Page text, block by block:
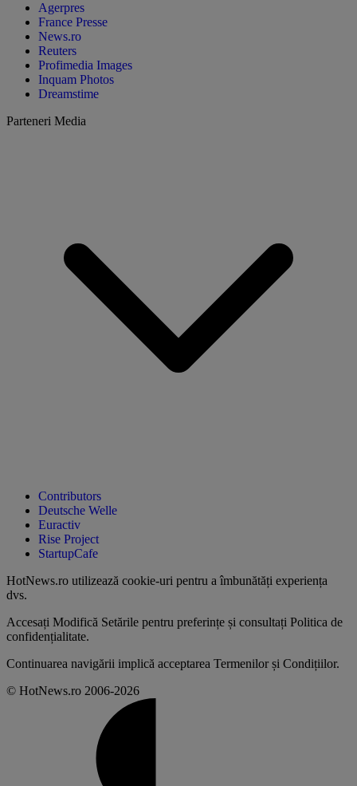
Agerpres
France Presse
News.ro
Reuters
Profimedia Images
Inquam Photos
Dreamstime
Parteneri Media
Contributors
Deutsche Welle
Euractiv
Rise Project
StartupCafe
HotNews.ro utilizează cookie-uri pentru a îmbunătăți experiența
dvs.
Accesați Modifică Setările pentru preferințe și consultați Politica de
confidențialitate.
Continuarea navigării implică acceptarea Termenilor și Condițiilor.
© HotNews.ro 2006-2026